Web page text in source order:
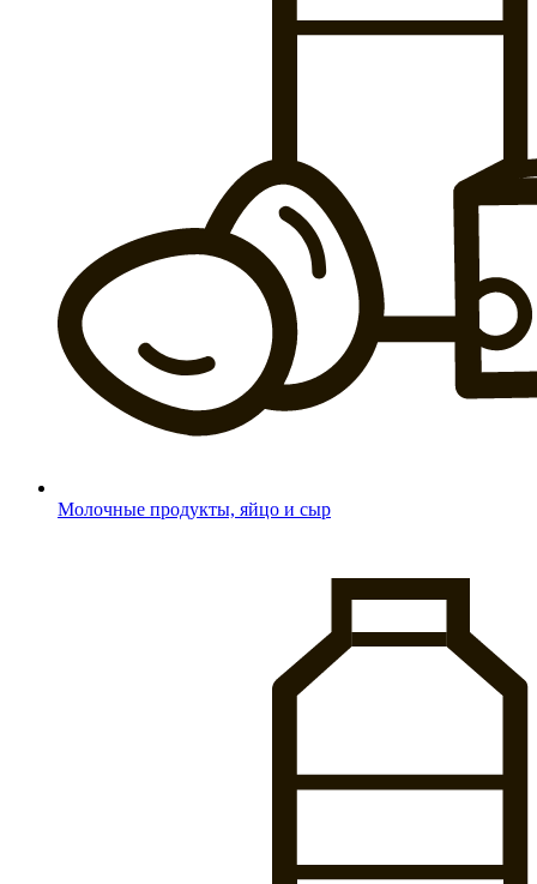
Молочные продукты, яйцо и сыр